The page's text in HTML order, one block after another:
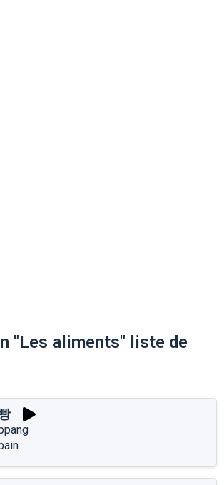
"Les aliments" liste de